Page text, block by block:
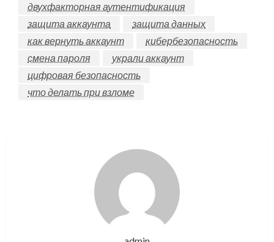
двухфакторная аутентификация
защита аккаунта
защита данных
как вернуть аккаунт
кибербезопасность
смена пароля
украли аккаунт
цифровая безопасность
что делать при взломе